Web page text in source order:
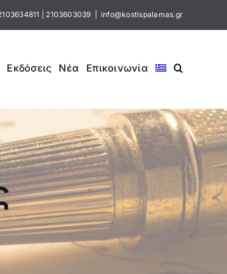
2103603039 info@kostispalamas.gr
Εκδόσεις Νέα Επικοινωνία